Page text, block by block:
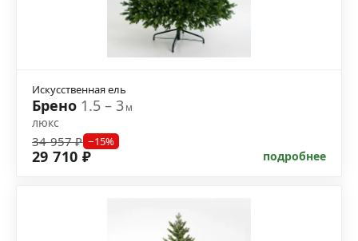
Искусственная ель
Брено 1.5 – 3м
люкс
34 957 ₽ −15%
29 710 ₽ подробнее